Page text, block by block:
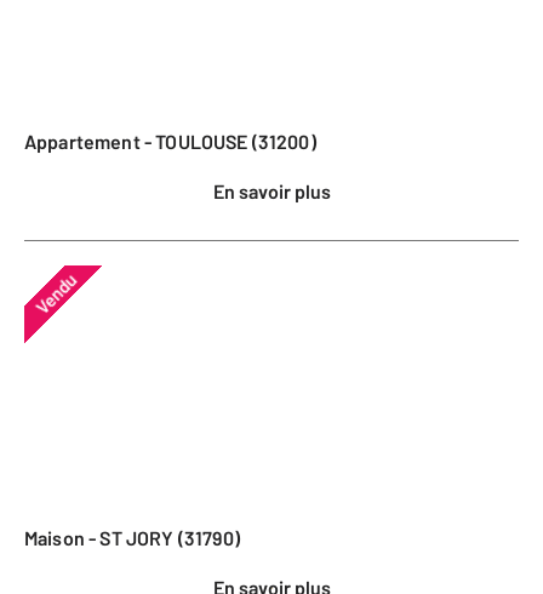
Appartement - TOULOUSE (31200)
En savoir plus
Vendu
Maison - ST JORY (31790)
En savoir plus